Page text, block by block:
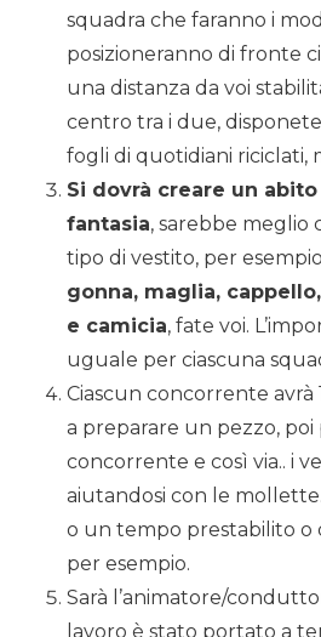
squadra che faranno i
posizioneranno di fronte
una distanza da voi
centro tra i due,
fogli di quotidiani riciclati,
Si dovrà creare un
fantasia, sarebbe meglio
tipo di vestito, per
gonna, maglia,
e camicia, fate voi.
uguale per ciascuna
Ciascun concorrente avrà
a preparare un pezzo,
concorrente e così via.. i
aiutandosi con le
o un tempo prestabilito o
per esempio.
Sarà l’animatore/
lavoro è stato portato a